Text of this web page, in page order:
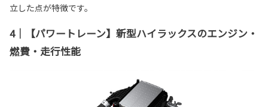
立した点が特徴です。
4｜【パワートレーン】新型ハイラックスのエンジン・
燃費・走行性能